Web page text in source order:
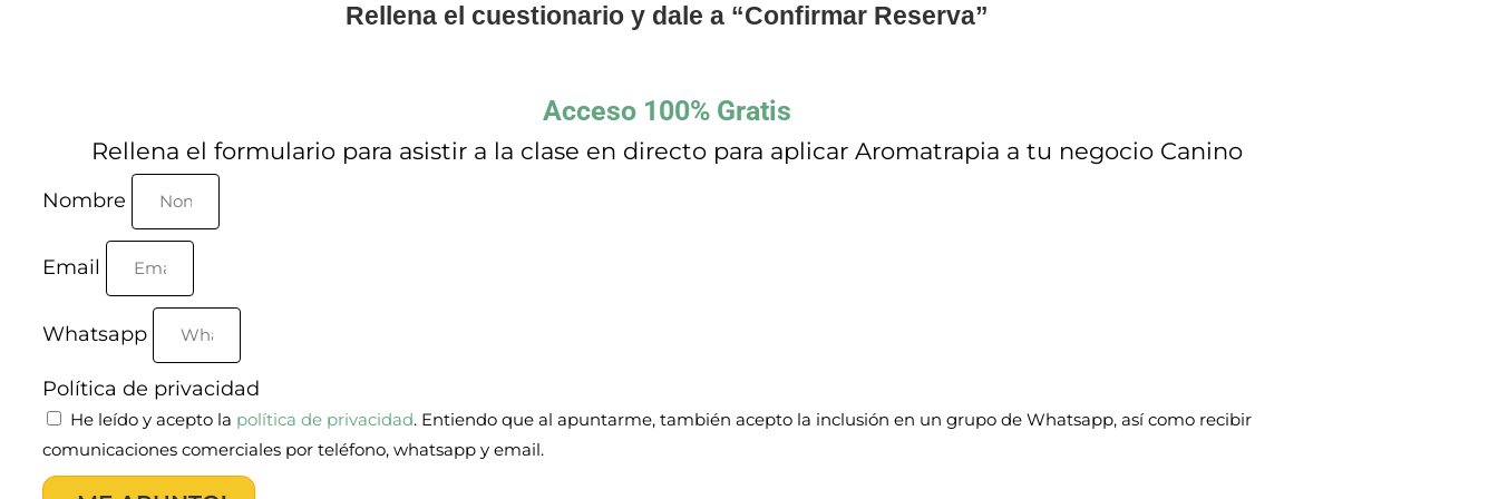
Rellena el cuestionario y dale a “Confirmar Reserva”
Acceso 100% Gratis
Rellena el formulario para asistir a la clase en directo para aplicar Aromatrapia a tu negocio Canino
Nombre
Email
Whatsapp
Política de privacidad
He leído y acepto la política de privacidad. Entiendo que al apuntarme, también acepto la inclusión en un grupo de Whatsapp, así como recibir
comunicaciones comerciales por teléfono, whatsapp y email.